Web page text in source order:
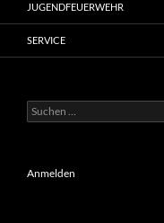
JUGENDFEUERWEHR
SERVICE
Suchen
nach:
Anmelden